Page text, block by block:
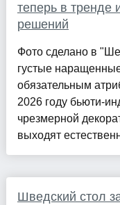
теперь в
решений
Фото сделано в
густые
обязательным
2026 году бьюти-
чрезмерной
выходят
Шведский стол